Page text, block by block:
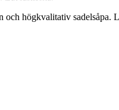
högkvalitativ